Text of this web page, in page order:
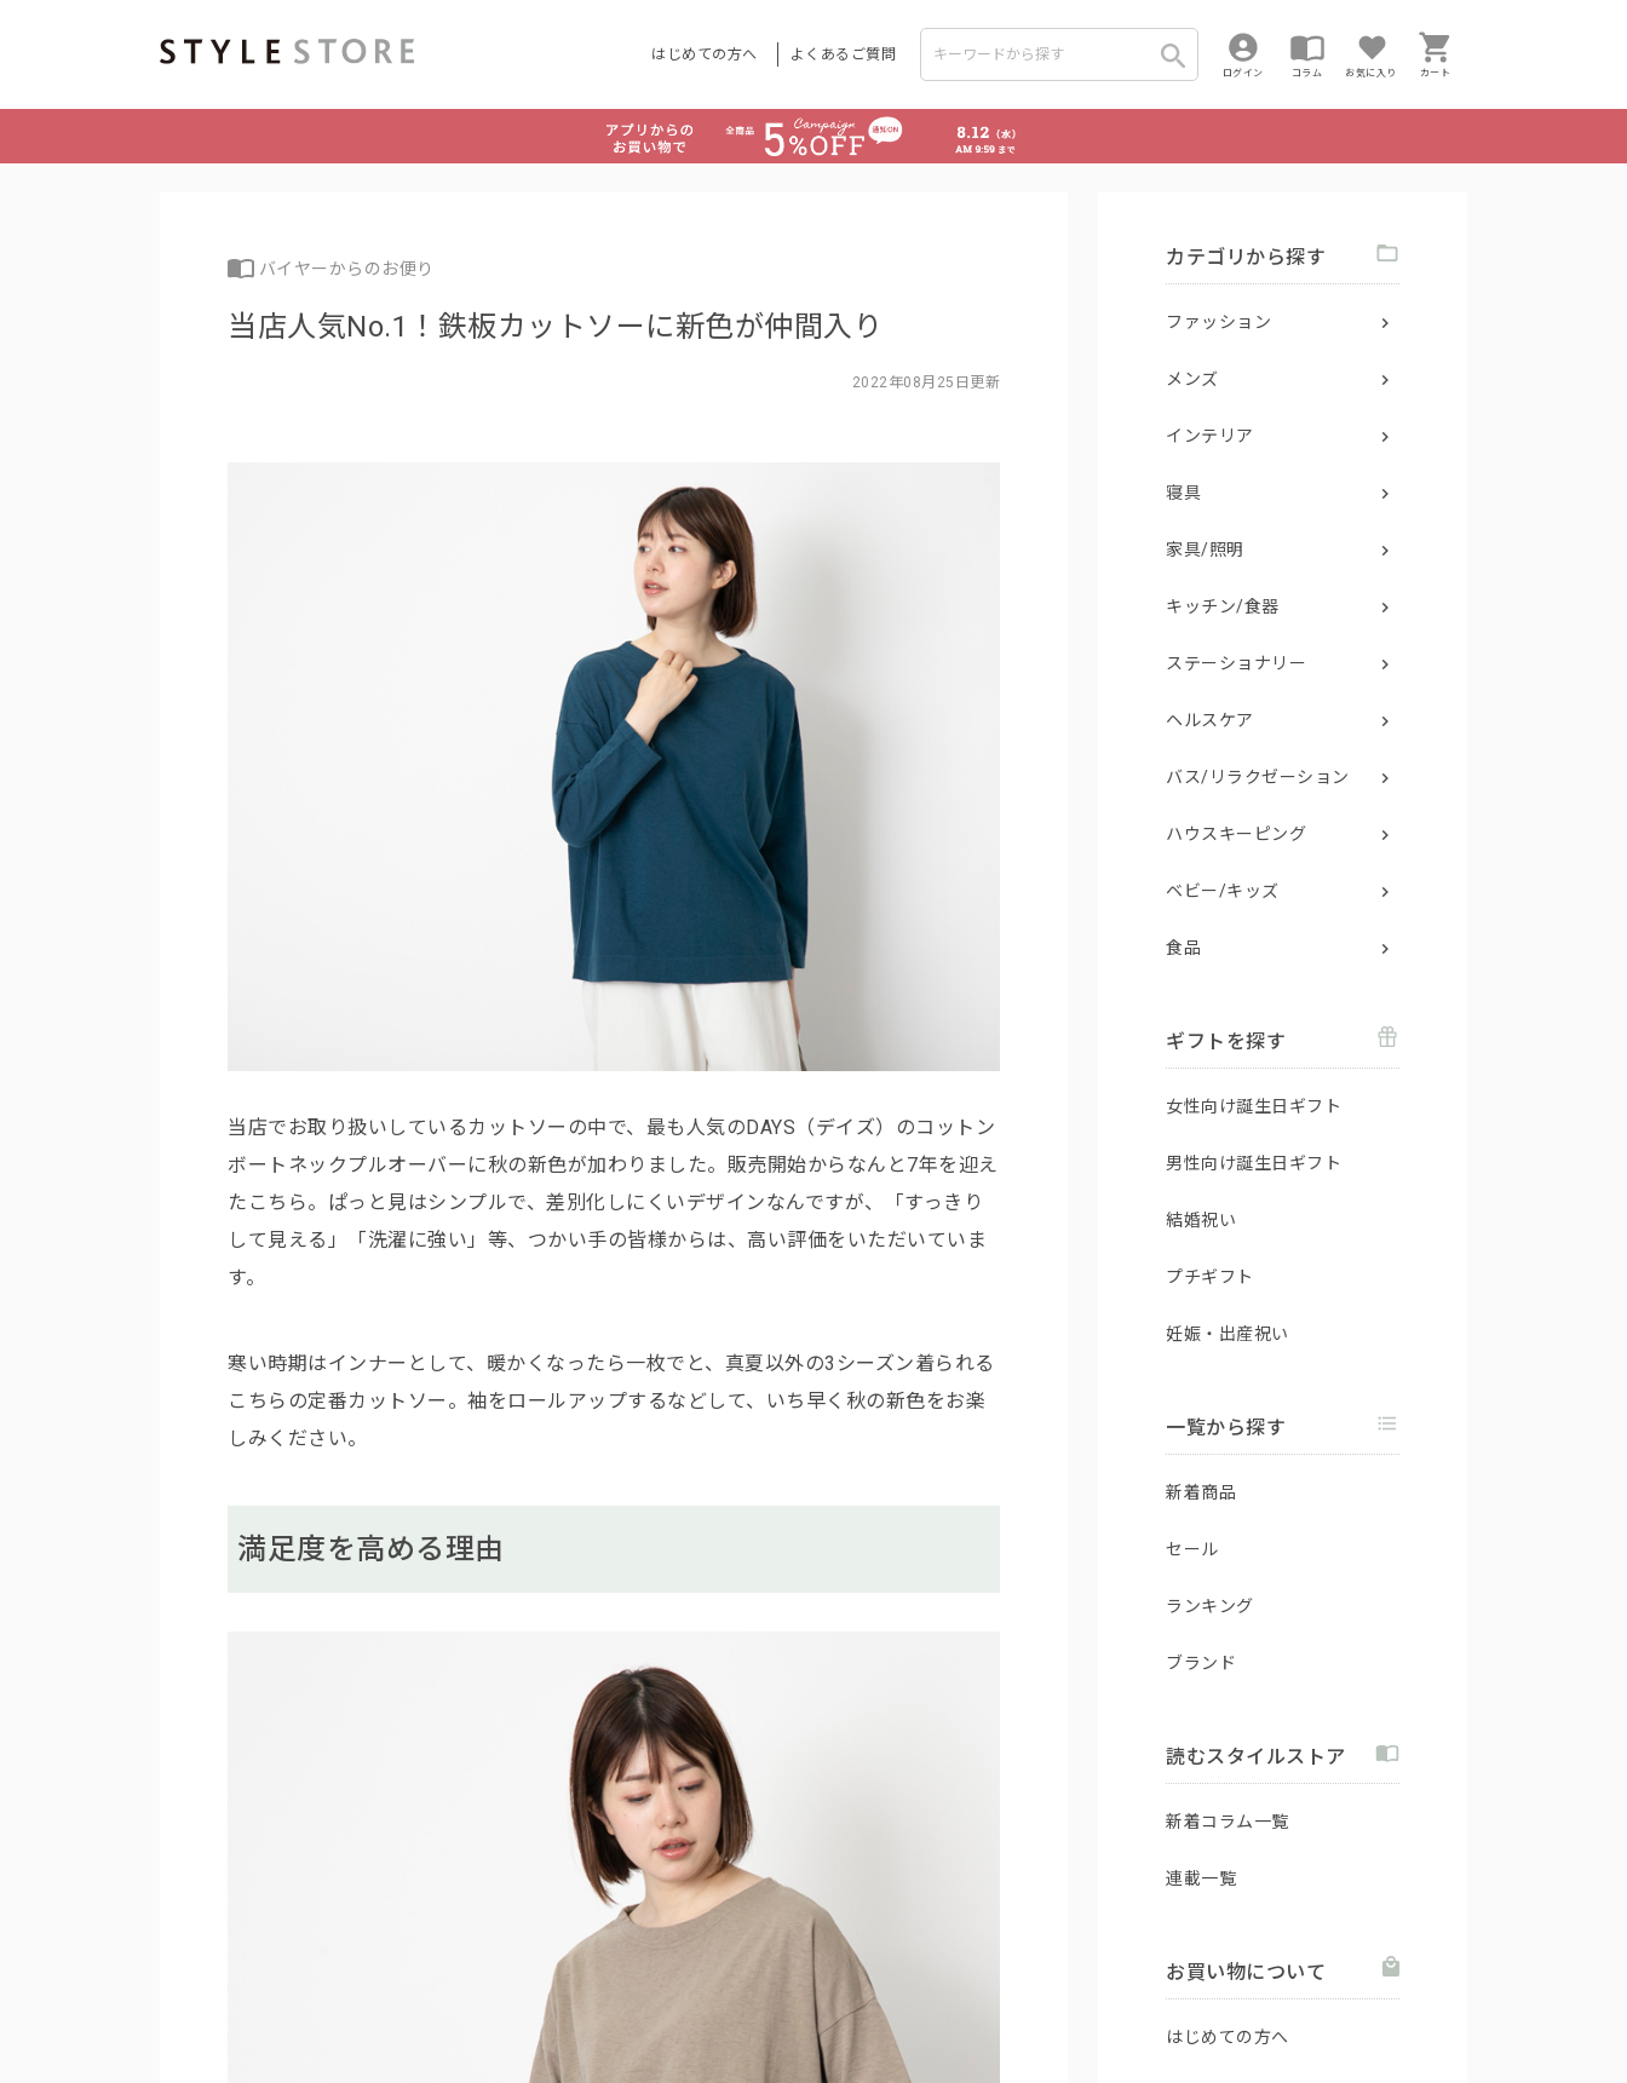
はじめての方へ よくあるご質問
ログイン コラム お気に入り カート
バイヤーからのお便り
当店人気No.1！鉄板カットソーに新色が仲間入り
2022年08月25日更新
当店でお取り扱いしているカットソーの中で、最も人気のDAYS（デイズ）のコットン
ボートネックプルオーバーに秋の新色が加わりました。販売開始からなんと7年を迎え
たこちら。ぱっと見はシンプルで、差別化しにくいデザインなんですが、「すっきり
して見える」「洗濯に強い」等、つかい手の皆様からは、高い評価をいただいていま
す。
寒い時期はインナーとして、暖かくなったら一枚でと、真夏以外の3シーズン着られる
こちらの定番カットソー。袖をロールアップするなどして、いち早く秋の新色をお楽
しみください。
満足度を高める理由
カテゴリから探す
ファッション
メンズ
インテリア
寝具
家具/照明
キッチン/食器
ステーショナリー
ヘルスケア
バス/リラクゼーション
ハウスキーピング
ベビー/キッズ
食品
ギフトを探す
女性向け誕生日ギフト
男性向け誕生日ギフト
結婚祝い
プチギフト
妊娠・出産祝い
一覧から探す
新着商品
セール
ランキング
ブランド
読むスタイルストア
新着コラム一覧
連載一覧
お買い物について
はじめての方へ